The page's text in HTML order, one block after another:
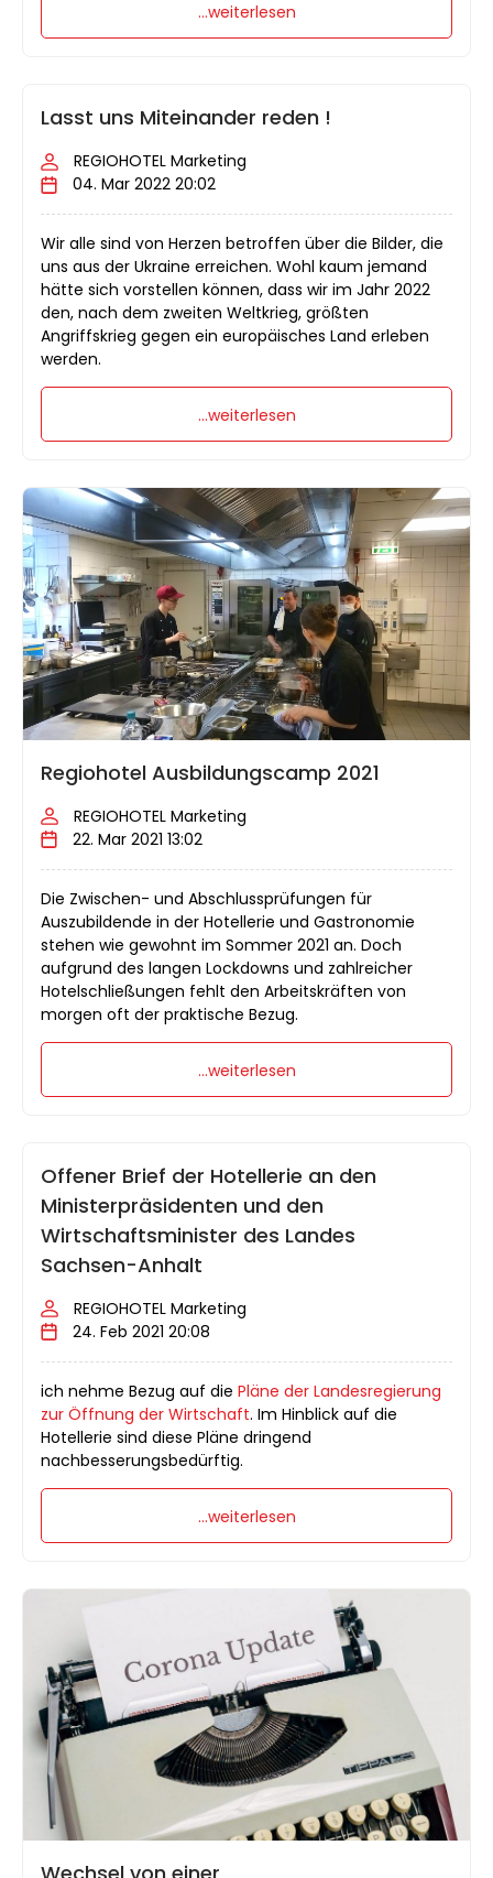
...weiterlesen
Lasst uns Miteinander reden !
REGIOHOTEL Marketing
04. Mar 2022 20:02
Wir alle sind von Herzen betroffen über die Bilder, die
uns aus der Ukraine erreichen. Wohl kaum jemand
hätte sich vorstellen können, dass wir im Jahr 2022
den, nach dem zweiten Weltkrieg, größten
Angriffskrieg gegen ein europäisches Land erleben
werden.
...weiterlesen
Regiohotel Ausbildungscamp 2021
REGIOHOTEL Marketing
22. Mar 2021 13:02
Die Zwischen- und Abschlussprüfungen für
Auszubildende in der Hotellerie und Gastronomie
stehen wie gewohnt im Sommer 2021 an. Doch
aufgrund des langen Lockdowns und zahlreicher
Hotelschließungen fehlt den Arbeitskräften von
morgen oft der praktische Bezug.
...weiterlesen
Offener Brief der Hotellerie an den
Ministerpräsidenten und den
Wirtschaftsminister des Landes
Sachsen-Anhalt
REGIOHOTEL Marketing
24. Feb 2021 20:08
ich nehme Bezug auf die Pläne der Landesregierung
zur Öffnung der Wirtschaft. Im Hinblick auf die
Hotellerie sind diese Pläne dringend
nachbesserungsbedürftig.
...weiterlesen